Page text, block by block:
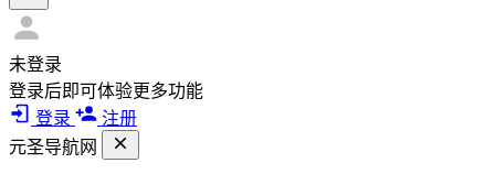
未登录
登录后即可体验更多功能
登录
注册
元圣导航网